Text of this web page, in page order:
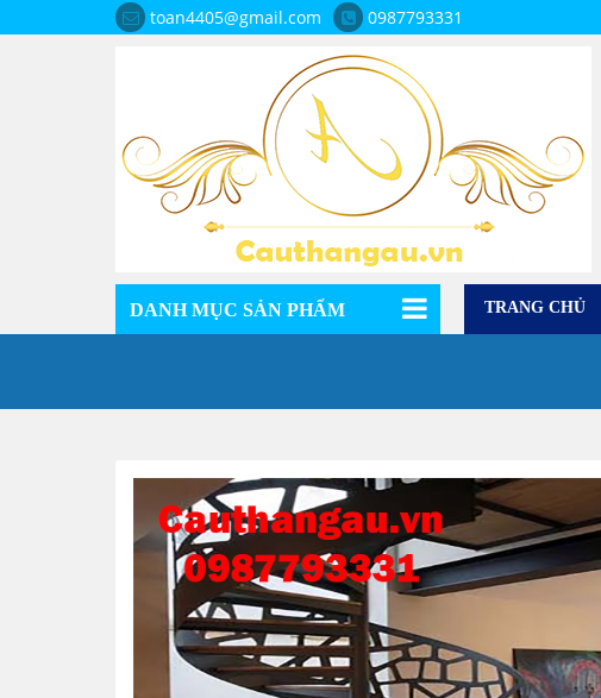
toan4405@gmail.com 0987793331
DANH MỤC SẢN PHẨM TRANG CHỦ